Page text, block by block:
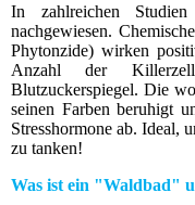
In zahlreichen
nachgewiesen.
Phytonzide) wirken
Anzahl der
Blutzuckerspiegel. Die
seinen Farben beruhigt
Stresshormone ab. Ideal,
zu tanken!
Was ist ein "Waldbad"